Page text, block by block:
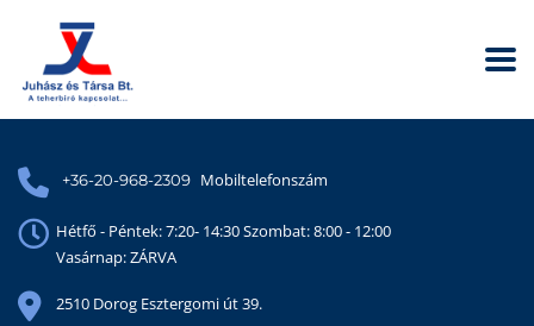
+36-20-968-2309 Mobiltelefonszám
Hétfő - Péntek: 7:20- 14:30 Szombat: 8:00 - 12:00
Vasárnap: ZÁRVA
2510 Dorog Esztergomi út 39.